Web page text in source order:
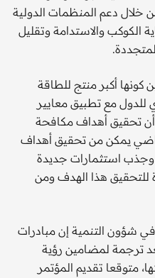
من خلال دعم المنظمات الدولية
الكوكب والاستدامة وتقليل
كونها أكبر منتج للطاقة
للدول مع تطبيق معايير
أن تحقيق أهداف مكافحة
يمكن من تحقيق أهداف
وجذب استثمارات جديدة
للتحقيق هذا الهدف ومن
التنمية إن مبادرات
ترجمة لمضامين رؤية
متوقعا تقديم المؤتمر